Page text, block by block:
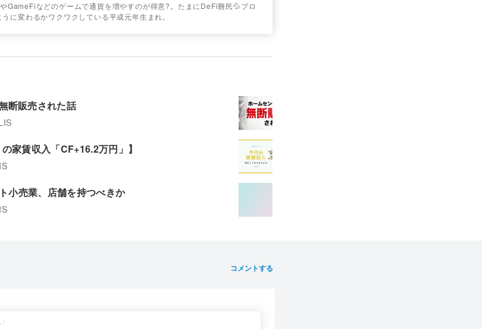
GameFiなどのゲームで通貨を増やすのが得意?。たまにDeFi難民💦ブロ
に変わるかワクワクしている平成元年生まれ。
断販売された話
家賃収入「CF+16.2万円」】
小売業、店舗を持つべきか
コメントする